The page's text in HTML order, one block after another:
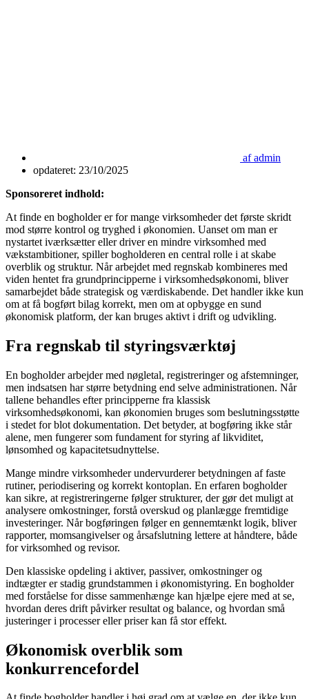
afadmin
opdateret: 23/10/2025
Sponsoreret indhold:
At finde en bogholder er for mange virksomheder det første skridt
mod større kontrol og tryghed i økonomien. Uanset om man er
nystartet iværksætter eller driver en mindre virksomhed med
vækstambitioner, spiller bogholderen en central rolle i at skabe
overblik og struktur. Når arbejdet med regnskab kombineres med
viden hentet fra grundprincipperne i virksomhedsøkonomi, bliver
samarbejdet både strategisk og værdiskabende. Det handler ikke kun
om at få bogført bilag korrekt, men om at opbygge en sund
økonomisk platform, der kan bruges aktivt i drift og udvikling.
Fra regnskab til styringsværktøj
En bogholder arbejder med nøgletal, registreringer og afstemninger,
men indsatsen har større betydning end selve administrationen. Når
tallene behandles efter principperne fra klassisk
virksomhedsøkonomi, kan økonomien bruges som beslutningsstøtte
i stedet for blot dokumentation. Det betyder, at bogføring ikke står
alene, men fungerer som fundament for styring af likviditet,
lønsomhed og kapacitetsudnyttelse.
Mange mindre virksomheder undervurderer betydningen af faste
rutiner, periodisering og korrekt kontoplan. En erfaren bogholder
kan sikre, at registreringerne følger strukturer, der gør det muligt at
analysere omkostninger, forstå overskud og planlægge fremtidige
investeringer. Når bogføringen følger en gennemtænkt logik, bliver
rapporter, momsangivelser og årsafslutning lettere at håndtere, både
for virksomhed og revisor.
Den klassiske opdeling i aktiver, passiver, omkostninger og
indtægter er stadig grundstammen i økonomistyring. En bogholder
med forståelse for disse sammenhænge kan hjælpe ejere med at se,
hvordan deres drift påvirker resultat og balance, og hvordan små
justeringer i processer eller priser kan få stor effekt.
Økonomisk overblik som
konkurrencefordel